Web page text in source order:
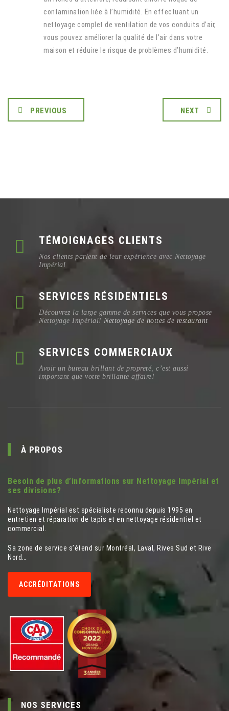
contamination liée à l’humidité. En effectuant un
nettoyage complet de ventilation de vos conduits d’air,
vous pouvez améliorer la qualité de l’air dans votre
maison et réduire le risque de problèmes d’humidité.
PREVIOUS NEXT
TÉMOIGNAGES CLIENTS
Nos clients parlent de leur expérience avec Nettoyage
Impérial
SERVICES RÉSIDENTIELS
Découvrez la large gamme de services que vous propose
Nettoyage Impérial! Nettoyage de hottes de restaurant
SERVICES COMMERCIAUX
Avoir un bureau brillant de propreté, c’est aussi
important que votre brillante affaire!
À PROPOS
Besoin de plus d’informations sur Nettoyage Impérial et
ses divisions?
Nettoyage Impérial est spécialiste reconnu depuis 1995 en
entretien et réparation de tapis et en nettoyage résidentiel et
commercial.
Sa zone de service s’étend sur Montréal, Laval, Rives Sud et Rive
Nord…
ACCRÉDITATIONS
NOS SERVICES